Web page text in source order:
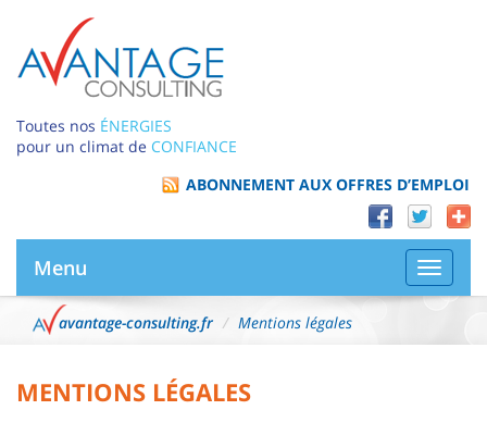
Toutes nos ÉNERGIES
pour un climat de CONFIANCE
ABONNEMENT AUX OFFRES D’EMPLOI
la
Menu
avantage-consulting.fr Mentions légales
MENTIONS LÉGALES